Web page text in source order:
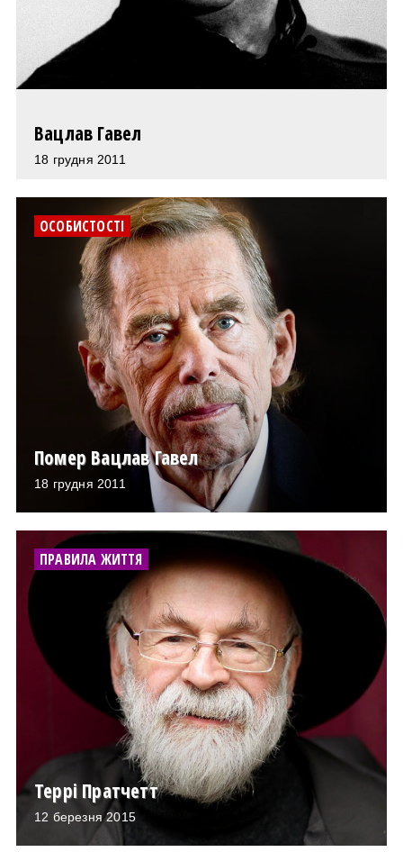
Вацлав Гавел
18 грудня 2011
ОСОБИСТОСТІ
Помер Вацлав Гавел
18 грудня 2011
ПРАВИЛА ЖИТТЯ
Террі Пратчетт
12 березня 2015